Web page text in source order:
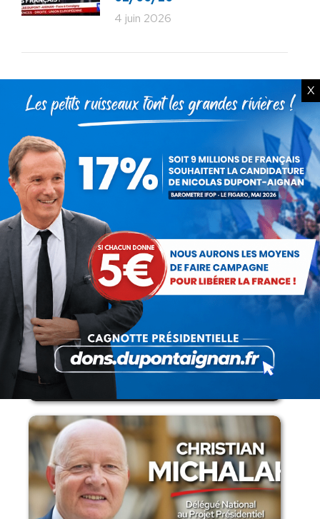
4 juin 2026
Rechercher
Recherche
:
Articles récents
Présomption de légitimité de l’usage des
armes par les forces de l’ordre
X